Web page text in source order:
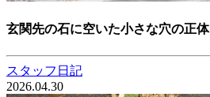
玄関先の石に空いた小さな穴の正体
スタッフ日記
2026.04.30